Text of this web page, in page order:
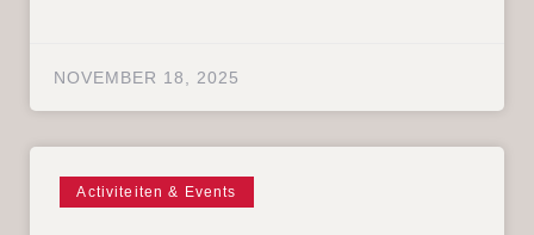
NOVEMBER 18, 2025
Activiteiten & Events